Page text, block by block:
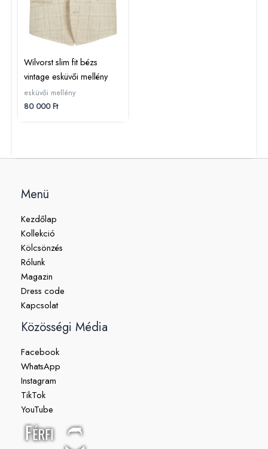
Wilvorst slim fit bézs
vintage esküvői mellény
esküvői mellény
80 000Ft
Menü
Kezdőlap
Kollekció
Kölcsönzés
Rólunk
Magazin
Dress code
Kapcsolat
Közösségi Média
Facebook
WhatsApp
Instagram
TikTok
YouTube